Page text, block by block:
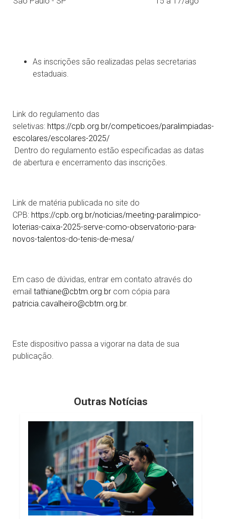
As inscrições são realizadas pelas secretarias
estaduais.
Link do regulamento das
seletivas: https://cpb.org.br/competicoes/paralimpiadas-
escolares/escolares-2025/
Dentro do regulamento estão especificadas as datas
de abertura e encerramento das inscrições.
Link de matéria publicada no site do
CPB: https://cpb.org.br/noticias/meeting-paralimpico-
loterias-caixa-2025-serve-como-observatorio-para-
novos-talentos-do-tenis-de-mesa/
Em caso de dúvidas, entrar em contato através do
email tathiane@cbtm.org.br com cópia para
patricia.cavalheiro@cbtm.org.br.
Este dispositivo passa a vigorar na data de sua
publicação.
Outras Notícias